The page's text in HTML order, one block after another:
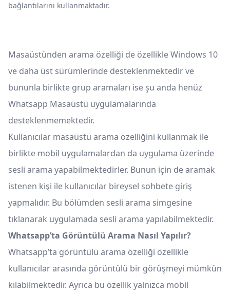
bağlantılarını kullanmaktadır.
Masaüstünden arama özelliği de özellikle Windows 10
ve daha üst sürümlerinde desteklenmektedir ve
bununla birlikte grup aramaları ise şu anda henüz
Whatsapp Masaüstü uygulamalarında
desteklenmemektedir.
Kullanıcılar masaüstü arama özelliğini kullanmak ile
birlikte mobil uygulamalardan da uygulama üzerinde
sesli arama yapabilmektedirler. Bunun için de aramak
istenen kişi ile kullanıcılar bireysel sohbete giriş
yapmalıdır. Bu bölümden sesli arama simgesine
tıklanarak uygulamada sesli arama yapılabilmektedir.
Whatsapp’ta Görüntülü Arama Nasıl Yapılır?
Whatsapp’ta görüntülü arama özelliği özellikle
kullanıcılar arasında görüntülü bir görüşmeyi mümkün
kılabilmektedir. Ayrıca bu özellik yalnızca mobil